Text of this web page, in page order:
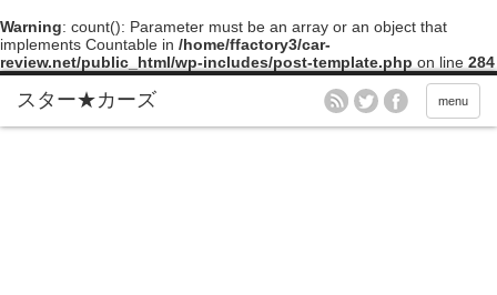
Warning: count(): Parameter must be an array or an object that
implements Countable in /home/ffactory3/car-
review.net/public_html/wp-includes/post-template.php on line 284
menu